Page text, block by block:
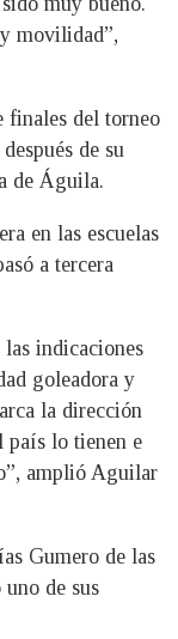
movilidad”,
finales del torneo
de su
de Águila.
en las escuelas
a tercera
indicaciones
goleadora y
la dirección
país lo tienen e
amplió Aguilar
Gumero de las
de sus